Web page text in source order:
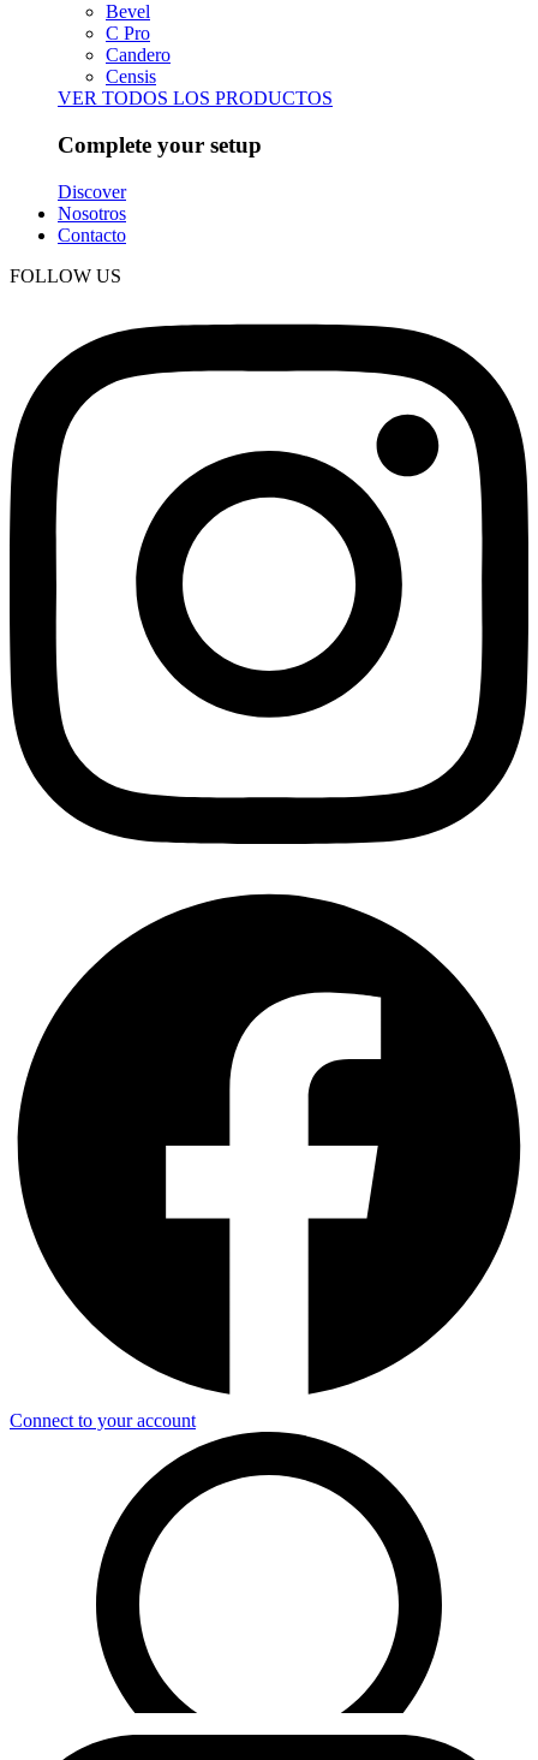
Bevel
C Pro
Candero
Censis
VER TODOS LOS PRODUCTOS
Complete your setup
Discover
Nosotros
Contacto
FOLLOW US
Connect to your account